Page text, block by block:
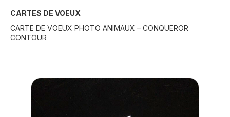
CARTES DE VOEUX
CARTE DE VOEUX PHOTO ANIMAUX – CONQUEROR
CONTOUR